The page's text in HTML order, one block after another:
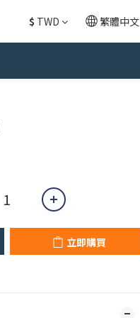
$ TWD 繁體中文
立即購買